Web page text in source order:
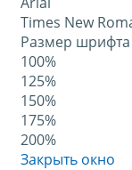
Times New
Размер шрифта
100%
125%
150%
175%
200%
Закрыть окно